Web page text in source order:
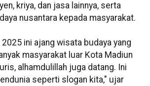
kriya, dan jasa lainnya, serta
nusantara kepada masyarakat.
ini ajang wisata budaya yang
masyarakat luar Kota Madiun
alhamdulillah juga datang. Ini
seperti slogan kita," ujar